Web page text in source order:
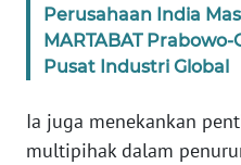
Perusahaan India
MARTABAT
Pusat Industri Global
Ia juga menekankan
multipihak dalam
WN
JABAR
WN
BANTEN